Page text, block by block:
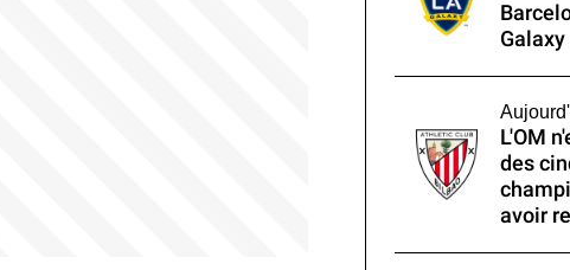
Galaxy
L'OM
des
avoir